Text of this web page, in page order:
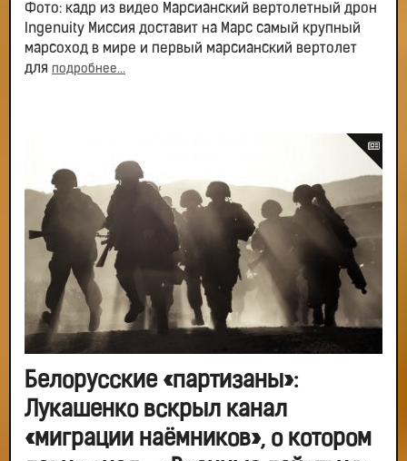
Фото: кадр из видео Марсианский вертолетный дрон
Ingenuity Миссия доставит на Марс самый крупный
марсоход в мире и первый марсианский вертолет
для подробнее...
Белорусские «партизаны»:
Лукашенко вскрыл канал
«миграции наёмников», о котором